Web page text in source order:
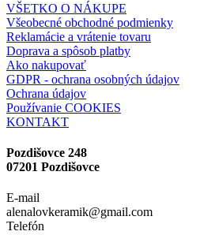
VŠETKO O NÁKUPE
Všeobecné obchodné podmienky
Reklamácie a vrátenie tovaru
Doprava a spôsob platby
Ako nakupovať
GDPR - ochrana osobných údajov
Ochrana údajov
Používanie COOKIES
KONTAKT
Pozdišovce 248
07201 Pozdišovce
E-mail
alenalovkeramik@gmail.com
Telefón